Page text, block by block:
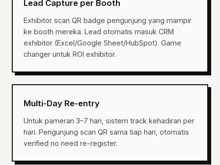
Lead Capture per Booth
Exhibitor scan QR badge pengunjung yang mampir
ke booth mereka. Lead otomatis masuk CRM
exhibitor (Excel/Google Sheet/HubSpot). Game
changer untuk ROI exhibitor.
Multi-Day Re-entry
Untuk pameran 3–7 hari, sistem track kehadiran per
hari. Pengunjung scan QR sama tiap hari, otomatis
verified no need re-register.